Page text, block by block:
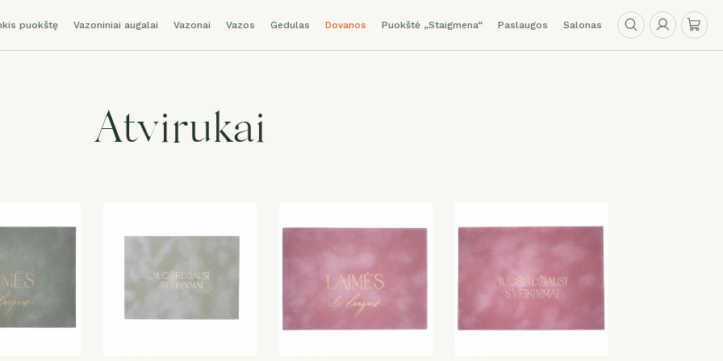
puokštę Vazoniniai augalai Vazonai Vazos Gedulas Dovanos Puokštė „Staigmena“ Paslaugos Salonas
Atvirukai